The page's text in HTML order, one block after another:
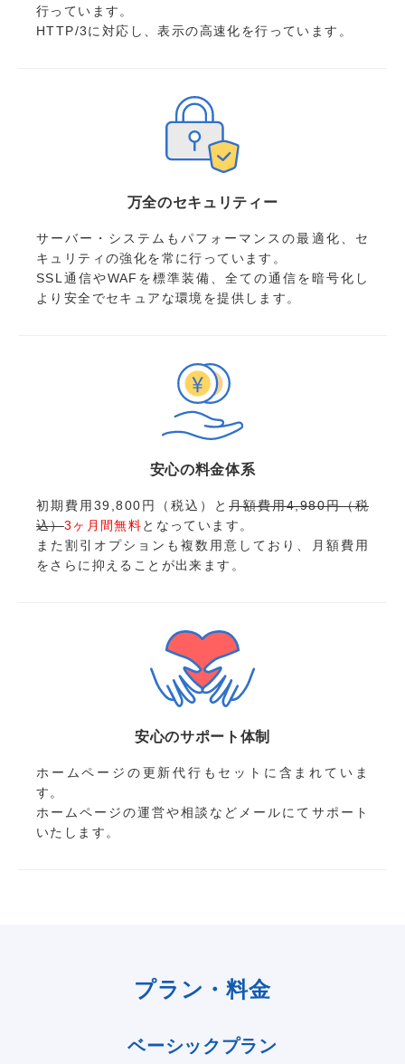
行っています。
HTTP/3に対応し、表示の高速化を行っています。
万全のセキュリティー
サーバー・システムもパフォーマンスの最適化、セ
キュリティの強化を常に行っています。
SSL通信やWAFを標準装備、全ての通信を暗号化し
より安全でセキュアな環境を提供します。
安心の料金体系
初期費用39,800円（税込）と 月額費用4,980円（税
込）3ヶ月間無料となっています。
また割引オプションも複数用意しており、月額費用
をさらに抑えることが出来ます。
安心のサポート体制
ホームページの更新代行もセットに含まれていま
す。
ホームページの運営や相談などメールにてサポート
いたします。
プラン・料金
ベーシックプラン